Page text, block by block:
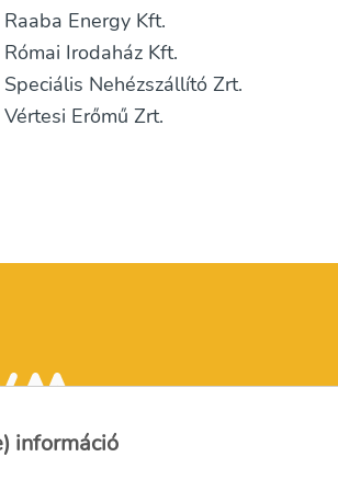
Energy Kft.
Irodaház Kft.
Nehézszállító Zrt.
Erőmű Zrt.
információ